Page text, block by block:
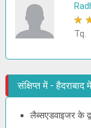
★
Tq.
संक्षिप्त में -
लैब्सएडवाइजर के